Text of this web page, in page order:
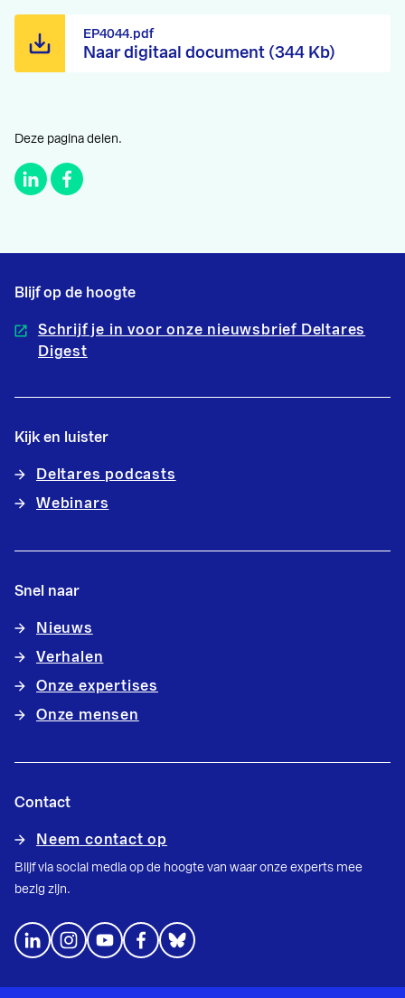
Naar digitaal document (344 Kb)
EP4044.pdf
Deze pagina delen.
Blijf op de hoogte
Schrijf je in voor onze nieuwsbrief Deltares
Digest
Kijk en luister
Deltares podcasts
Webinars
Snel naar
Nieuws
Verhalen
Onze expertises
Onze mensen
Contact
Neem contact op
Blijf via social media op de hoogte van waar onze experts mee
bezig zijn.